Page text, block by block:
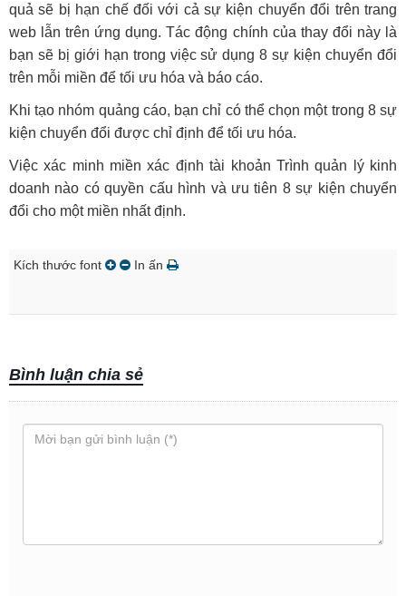
quả sẽ bị hạn chế đối với cả sự kiện chuyển đổi trên trang
web lẫn trên ứng dụng. Tác động chính của thay đổi này là
bạn sẽ bị giới hạn trong việc sử dụng 8 sự kiện chuyển đổi
trên mỗi miền để tối ưu hóa và báo cáo.
Khi tạo nhóm quảng cáo, bạn chỉ có thể chọn một trong 8 sự
kiện chuyển đổi được chỉ định để tối ưu hóa.
Việc xác minh miền xác định tài khoản Trình quản lý kinh
doanh nào có quyền cấu hình và ưu tiên 8 sự kiện chuyển
đổi cho một miền nhất định.
Kích thước font In ấn
Bình luận chia sẻ